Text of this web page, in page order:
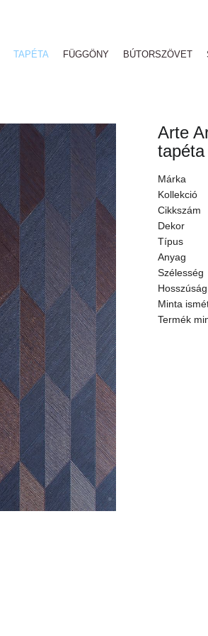
TAPÉTA FÜGGÖNY BÚTORSZÖVET
Arte
tapéta
Márka
Kollekció
Cikkszám
Dekor
Típus
Anyag
Szélesség
Hosszúság
Minta
Termék